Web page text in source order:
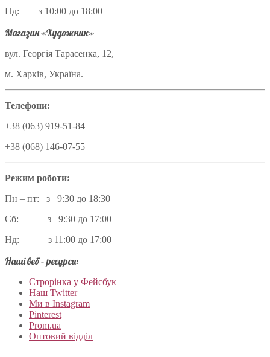
Нд: з 10:00 до 18:00
Магазин «Художник»
вул. Георгія Тарасенка, 12,
м. Харків, Україна.
Телефони:
+38 (063) 919-51-84
+38 (068) 146-07-55
Режим роботи:
Пн – пт: з 9:30 до 18:30
Сб: з 9:30 до 17:00
Нд: з 11:00 до 17:00
Наші веб – ресурси:
Строрінка у Фейсбук
Наш Twitter
Ми в Instagram
Pinterest
Prom.ua
Оптовий відділ